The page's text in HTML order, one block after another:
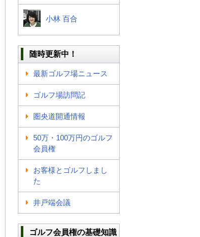
小林 百合
随時更新中！
最新ゴルフ場ニュース
ゴルフ場訪問記
圏央道開通情報
50万・100万円のゴルフ
会員権
お客様とゴルフしまし
た
井戸端会議
ゴルフ会員権の基礎知識